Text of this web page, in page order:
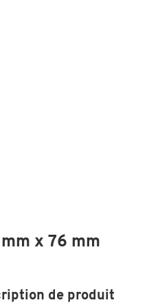
x 76 mm
de produit